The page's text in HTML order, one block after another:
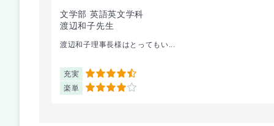
文学部 英語英文学科
渡辺和子先生
渡辺和子理事長様はとってもい...
充実 4.5
楽単 4